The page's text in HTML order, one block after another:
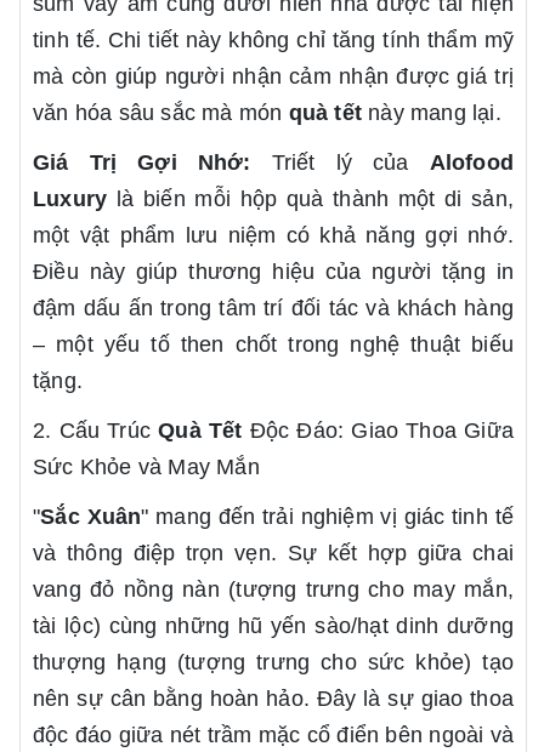
tinh tế. Chi tiết này không chỉ tăng tính thẩm mỹ
mà còn giúp người nhận cảm nhận được giá trị
văn hóa sâu sắc mà món quà tết này mang lại.
Giá Trị Gợi Nhớ: Triết lý của Alofood
Luxury là biến mỗi hộp quà thành một di sản,
một vật phẩm lưu niệm có khả năng gợi nhớ.
Điều này giúp thương hiệu của người tặng in
đậm dấu ấn trong tâm trí đối tác và khách hàng
– một yếu tố then chốt trong nghệ thuật biếu
tặng.
2. Cấu TrúcQuà Tết Độc Đáo: Giao Thoa Giữa
Sức Khỏe và May Mắn
"Sắc Xuân" mang đến trải nghiệm vị giác tinh tế
và thông điệp trọn vẹn. Sự kết hợp giữa chai
vang đỏ nồng nàn (tượng trưng cho may mắn,
tài lộc) cùng những hũ yến sào/hạt dinh dưỡng
thượng hạng (tượng trưng cho sức khỏe) tạo
nên sự cân bằng hoàn hảo. Đây là sự giao thoa
độc đáo giữa nét trầm mặc cổ điển bên ngoài và